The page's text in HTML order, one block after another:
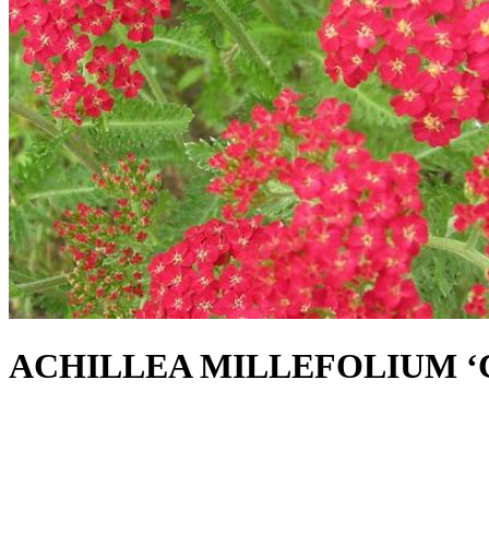
ACHILLEA MILLEFOLIUM